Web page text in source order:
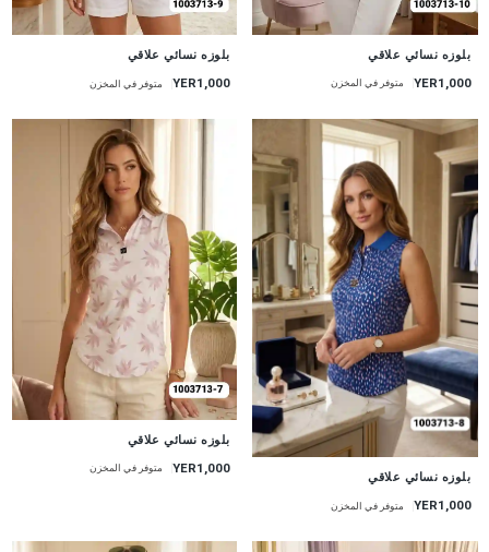
بلوزه نسائي علاقي
YER1,000 متوفر في المخزن
بلوزه نسائي علاقي
YER1,000 متوفر في المخزن
بلوزه نسائي علاقي
YER1,000 متوفر في المخزن
بلوزه نسائي علاقي
YER1,000 متوفر في المخزن